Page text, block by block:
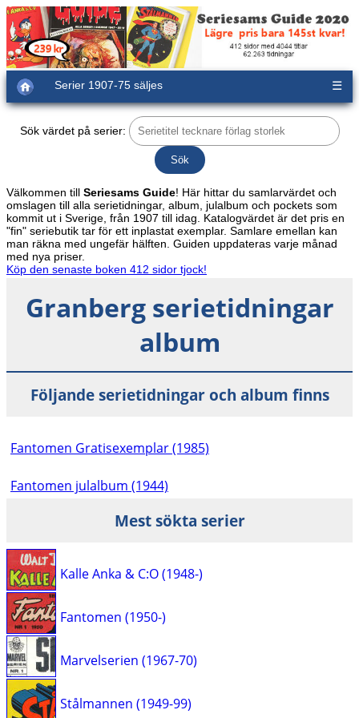
Serier 1907-75 säljes ☰
Sök värdet på serier:
Välkommen till Seriesams Guide! Här hittar du samlarvärdet och
omslagen till alla serietidningar, album, julalbum och pockets som
kommit ut i Sverige, från 1907 till idag. Katalogvärdet är det pris en
"fin" seriebutik tar för ett inplastat exemplar. Samlare emellan kan
man räkna med ungefär hälften. Guiden uppdateras varje månad
med nya priser.
Köp den senaste boken 412 sidor tjock!
Granberg serietidningar
album
Följande serietidningar och album finns
Fantomen Gratisexemplar (1985)
Fantomen julalbum (1944)
Mest sökta serier
Kalle Anka & C:O (1948-)
Fantomen (1950-)
Marvelserien (1967-70)
Stålmannen (1949-99)